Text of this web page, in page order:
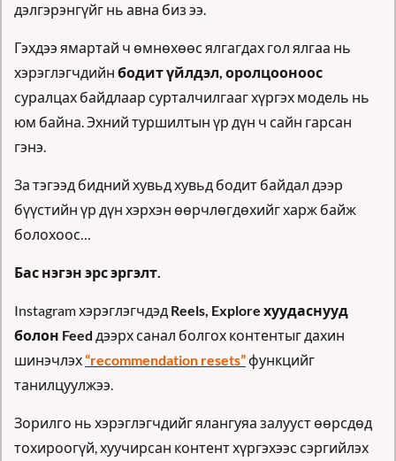
дэлгэрэнгүйг нь авна биз ээ.
Гэхдээ ямартай ч өмнөхөөс ялгагдах гол ялгаа нь
хэрэглэгчдийн бодит үйлдэл, оролцооноос
суралцах байдлаар сурталчилгааг хүргэх модель нь
юм байна. Эхний туршилтын үр дүн ч сайн гарсан
гэнэ.
За тэгээд бидний хувьд хувьд бодит байдал дээр
бүүстийн үр дүн хэрхэн өөрчлөгдөхийг харж байж
болохоос…
Бас нэгэн эрс эргэлт.
Instagram хэрэглэгчдэд Reels, Explore хуудаснууд
болон Feed дээрх санал болгох контентыг дахин
шинэчлэх “recommendation resets” функцийг
танилцуулжээ.
Зорилго нь хэрэглэгчдийг ялангуяа залууст өөрсдөд
тохироогүй, хуучирсан контент хүргэхээс сэргийлэх